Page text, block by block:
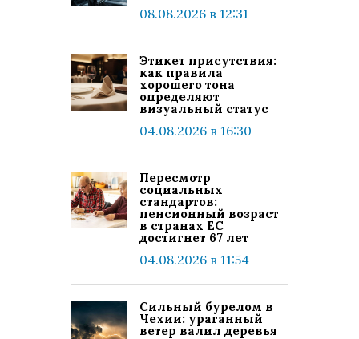
08.08.2026 в 12:31
Этикет присутствия:
как правила
хорошего тона
определяют
визуальный статус
04.08.2026 в 16:30
Пересмотр
социальных
стандартов:
пенсионный возраст
в странах ЕС
достигнет 67 лет
04.08.2026 в 11:54
Сильный бурелом в
Чехии: ураганный
ветер валил деревья